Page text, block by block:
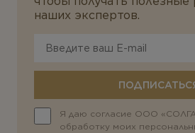
наших экспертов.
Я даю согласие ООО
обработку моих